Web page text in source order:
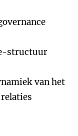
structuur
van het